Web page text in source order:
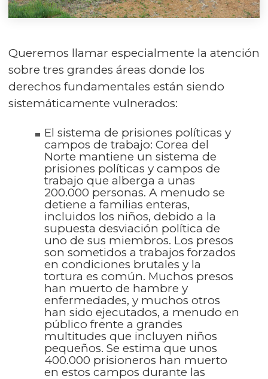
Queremos llamar especialmente la atención
sobre tres grandes áreas donde los
derechos fundamentales están siendo
sistemáticamente vulnerados:
El sistema de prisiones políticas y
campos de trabajo: Corea del
Norte mantiene un sistema de
prisiones políticas y campos de
trabajo que alberga a unas
200.000 personas. A menudo se
detiene a familias enteras,
incluidos los niños, debido a la
supuesta desviación política de
uno de sus miembros. Los presos
son sometidos a trabajos forzados
en condiciones brutales y la
tortura es común. Muchos presos
han muerto de hambre y
enfermedades, y muchos otros
han sido ejecutados, a menudo en
público frente a grandes
multitudes que incluyen niños
pequeños. Se estima que unos
400.000 prisioneros han muerto
en estos campos durante las